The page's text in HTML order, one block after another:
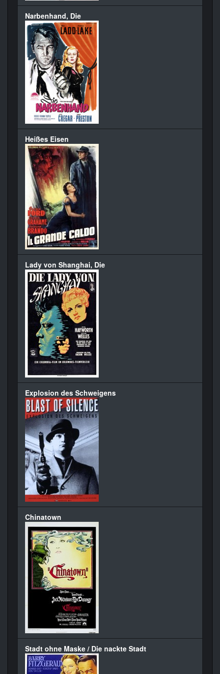
Narbenhand, Die
Heißes Eisen
Lady von Shanghai, Die
Explosion des Schweigens
Chinatown
Stadt ohne Maske / Die nackte Stadt